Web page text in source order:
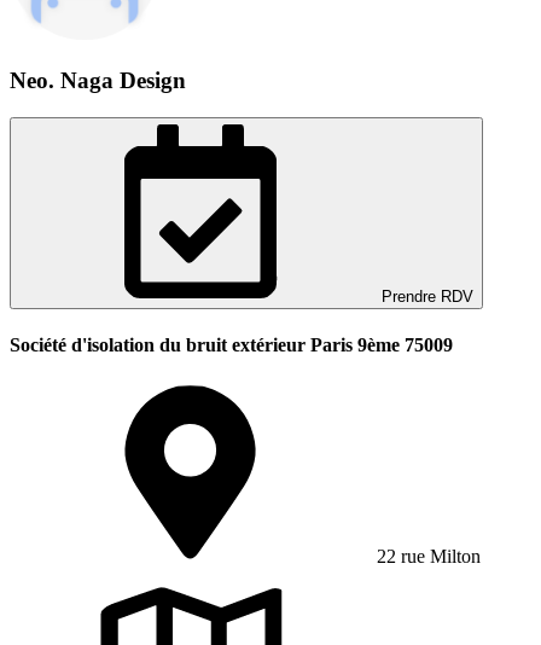
Neo. Naga Design
Prendre RDV
Société d'isolation du bruit extérieur Paris 9ème 75009
22 rue Milton